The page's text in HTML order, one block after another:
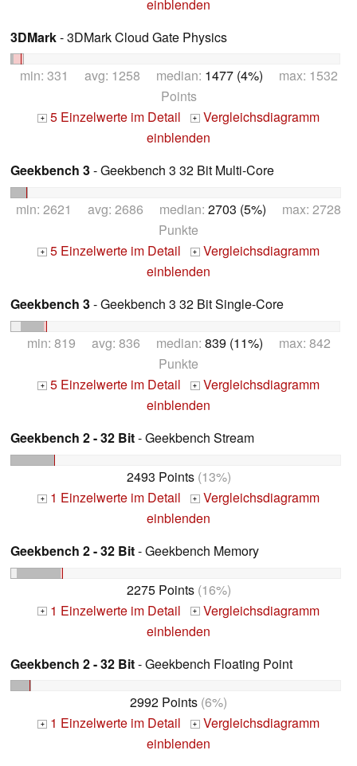
einblenden
3DMark- 3DMark Cloud Gate Physics
min: 331 avg: 1258 median: 1477 (4%) max: 1532
Points
+ 5 Einzelwerte im Detail + Vergleichsdiagramm
einblenden
Geekbench 3- Geekbench 3 32 Bit Multi-Core
min: 2621 avg: 2686 median: 2703 (5%) max: 2728
Punkte
+ 5 Einzelwerte im Detail + Vergleichsdiagramm
einblenden
Geekbench 3- Geekbench 3 32 Bit Single-Core
min: 819 avg: 836 median: 839 (11%) max: 842
Punkte
+ 5 Einzelwerte im Detail + Vergleichsdiagramm
einblenden
Geekbench 2 - 32 Bit- Geekbench Stream
2493 Points(13%)
+ 1 Einzelwerte im Detail + Vergleichsdiagramm
einblenden
Geekbench 2 - 32 Bit- Geekbench Memory
2275 Points(16%)
+ 1 Einzelwerte im Detail + Vergleichsdiagramm
einblenden
Geekbench 2 - 32 Bit- Geekbench Floating Point
2992 Points (6%)
+ 1 Einzelwerte im Detail + Vergleichsdiagramm
einblenden